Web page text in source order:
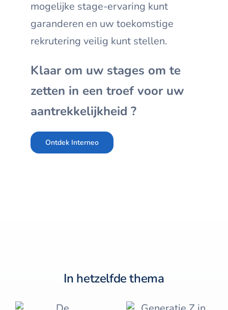
mogelijke stage-ervaring kunt
garanderen en uw toekomstige
rekrutering veilig kunt stellen.
Klaar om uw stages om te
zetten in een troef voor uw
aantrekkelijkheid ?
Ontdek Interneo
In hetzelfde thema